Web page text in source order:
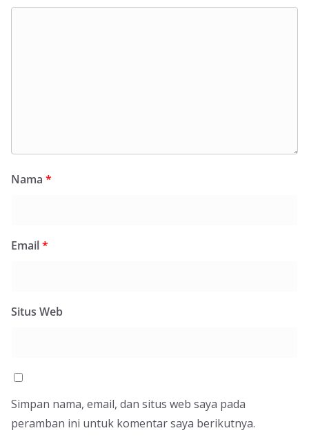
Nama *
Email*
Situs Web
Simpan nama, email, dan situs web saya pada
peramban ini untuk komentar saya berikutnya.